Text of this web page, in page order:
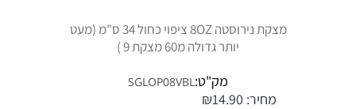
מצקת נירוסטה 8OZ ציפוי כחול 34 ס"מ (מעט
יותר גדולה מ60 מצקת 9 )
מק"ט:SGLOP08VBL
מחיר: ₪14.90